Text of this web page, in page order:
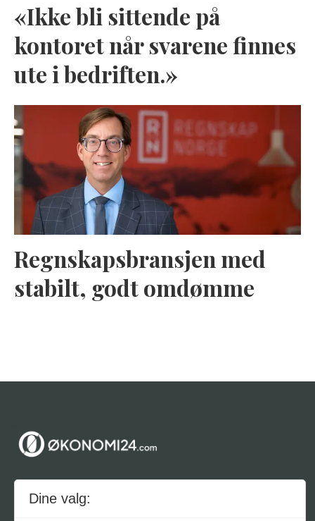
«Ikke bli sittende på
kontoret når svarene finnes
ute i bedriften.»
Regnskapsbransjen med
stabilt, godt omdømme
Om Økonomi24
Dine valg: